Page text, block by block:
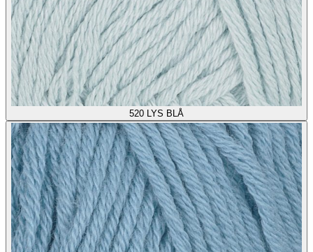
520 LYS BLÅ